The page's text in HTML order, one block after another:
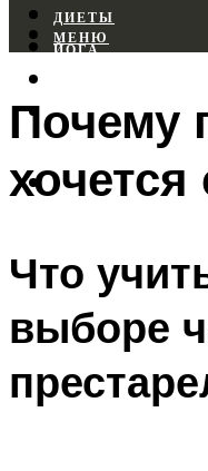
ДИЕТЫ
ЙОГА
ФИТНЕС
МЕНЮ
МЕНЮ
Почему
хочется
Что
выборе